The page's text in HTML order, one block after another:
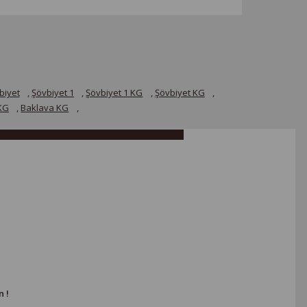
,Şövbiyet 1 ,Şövbiyet 1 KG ,Şövbiyet KG
,
, Baklava KG ,
!